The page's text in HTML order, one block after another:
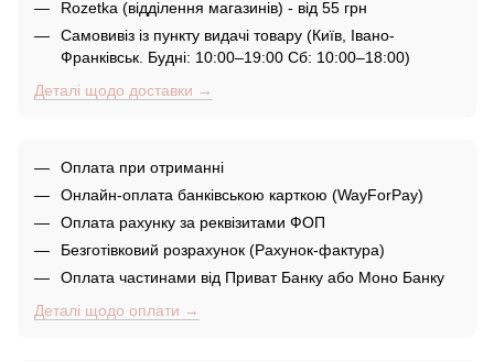
Rozetka (відділення магазинів) - від 55 грн
Самовивіз із пункту видачі товару (Київ, Івано-
Франківськ. Будні: 10:00–19:00 Сб: 10:00–18:00)
Деталі щодо доставки →
Оплата при отриманні
Онлайн-оплата банківською карткою (WayForPay)
Оплата рахунку за реквізитами ФОП
Безготівковий розрахунок (Рахунок-фактура)
Оплата частинами від Приват Банку або Моно Банку
Деталі щодо оплати →